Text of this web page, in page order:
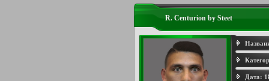
R. Centurion by Steet
Дата: